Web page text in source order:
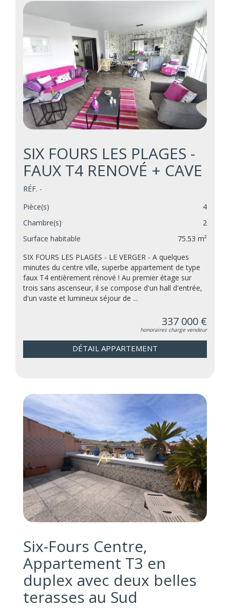
SIX FOURS LES PLAGES -
FAUX T4 RENOVÉ + CAVE
RÉF. -
Pièce(s)
4
Chambre(s)
2
Surface habitable
75.53 m²
SIX FOURS LES PLAGES - LE VERGER - A quelques
minutes du centre ville, superbe appartement de type
faux T4 entièrement rénové ! Au premier étage sur
trois sans ascenseur, il se compose d'un hall d'entrée,
d'un vaste et lumineux séjour de ...
337 000 €
honoraires charge vendeur
DÉTAIL APPARTEMENT
Six-Fours Centre,
Appartement T3 en
duplex avec deux belles
terasses au Sud